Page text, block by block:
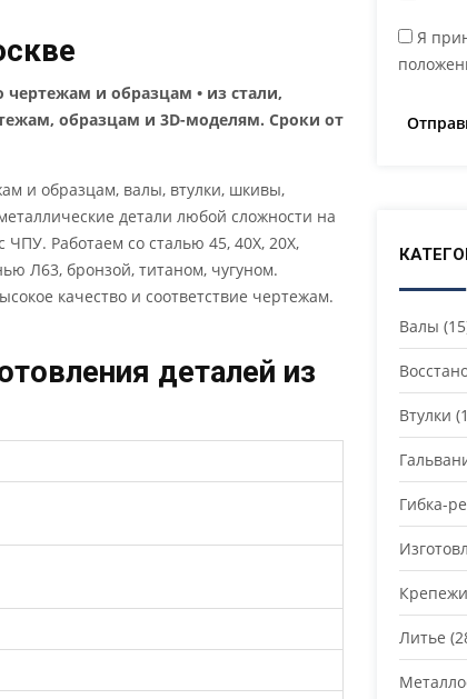
и образцам • из стали,
образцам и 3D-моделям. Сроки от
и образцам, валы, втулки, шкивы,
детали любой сложности на
Работаем со сталью 45, 40Х, 20Х,
Л63, бронзой, титаном, чугуном.
качество и соответствие чертежам.
деталей из
Я
Валы
Втулки
Гибка-
Крепежи
Литье